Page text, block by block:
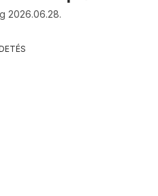
2026.06.28.